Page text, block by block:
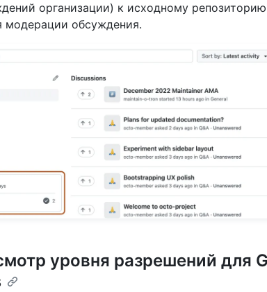
организации) к исходному
модерации обсуждения.
уровня разрешений для